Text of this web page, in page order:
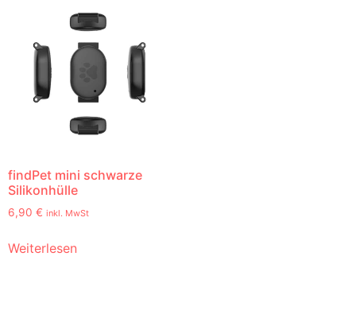
findPet mini schwarze
Silikonhülle
6,90 € inkl. MwSt
Weiterlesen